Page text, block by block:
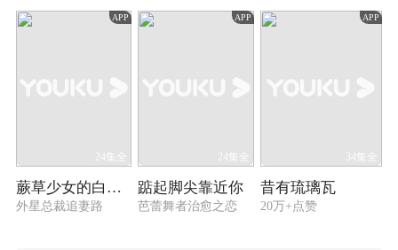
APP
24集全
蕨草少女的白日梦
外星总裁追妻路
APP
24集全
踮起脚尖靠近你
芭蕾舞者治愈之恋
APP
34集全
昔有琉璃瓦
20万+点赞